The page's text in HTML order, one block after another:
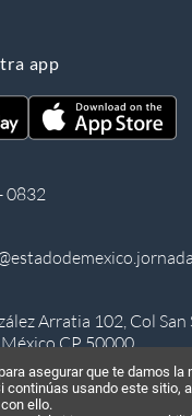
app
0832
Arratia 102, Col San
CP 50000
asegurar que te damos la
continúas usando este sitio,
ello.